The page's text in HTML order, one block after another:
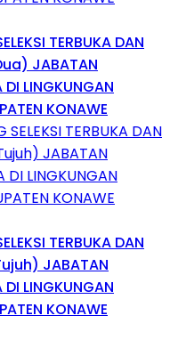
TERBUKA DAN
JABATAN
LINGKUNGAN
KONAWE
TERBUKA DAN
JABATAN
LINGKUNGAN
KONAWE